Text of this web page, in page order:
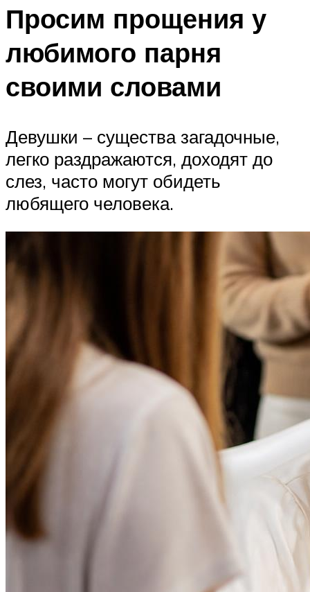
Просим прощения у
любимого парня
своими словами
Девушки – существа загадочные,
легко раздражаются, доходят до
слез, часто могут обидеть
любящего человека.